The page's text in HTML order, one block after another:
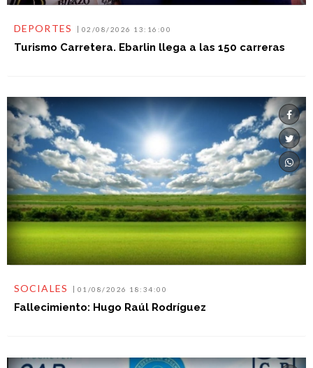
DEPORTES 02/08/2026 13:16:00
Turismo Carretera. Ebarlin llega a las 150 carreras
SOCIALES 01/08/2026 18:34:00
Fallecimiento: Hugo Raúl Rodríguez